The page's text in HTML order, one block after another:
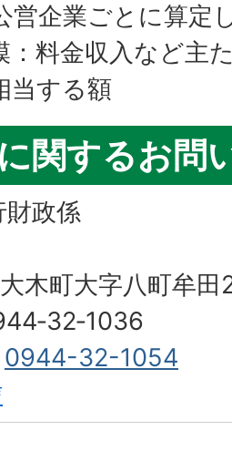
営企業ごとに算定
：料金収入など主
当する額
関するお問
政係
木町大字八町牟
0944-32-1054